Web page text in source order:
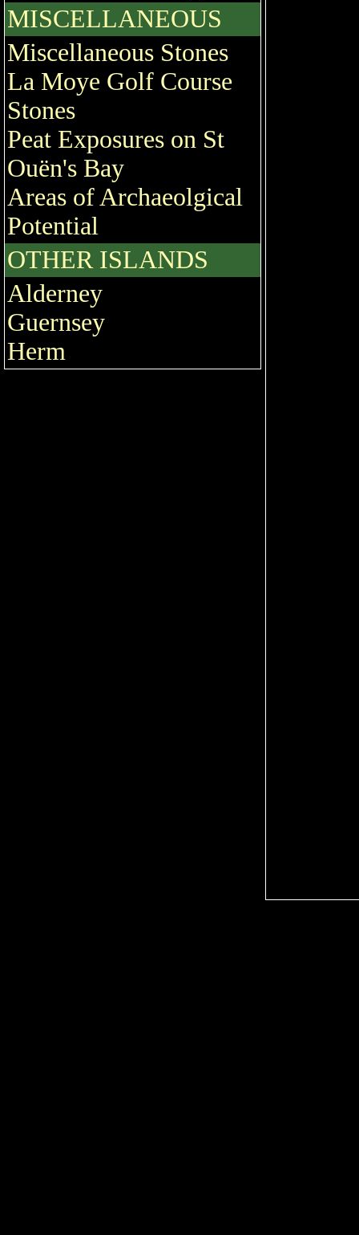
MISCELLANEOUS
Miscellaneous Stones
La Moye Golf Course
Stones
Peat Exposures on St
Ouën's Bay
Areas of Archaeolgical
Potential
OTHER ISLANDS
Alderney
Guernsey
Herm